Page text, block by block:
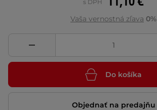
s DPH
Vaša vernostná zľava 0%
Do košíka
Objednať na predajňu